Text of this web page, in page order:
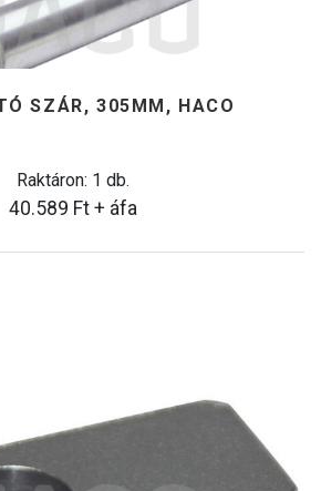
SZÁR, 305MM, HACO
Raktáron: 1 db.
40.589 Ft + áfa